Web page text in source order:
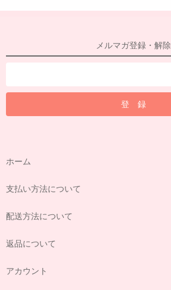
メルマガ登録・解除
ホーム
支払い方法について
配送方法について
返品について
アカウント